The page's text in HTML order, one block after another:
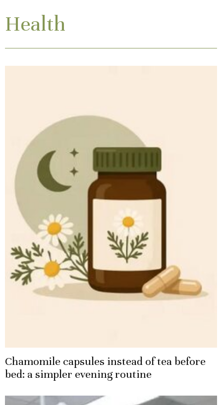
Health
Chamomile capsules instead of tea before
bed: a simpler evening routine